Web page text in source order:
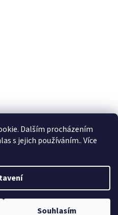
Dalším procházením
s jejich používáním.. Více
Souhlasím
Shoptet
. Všechna práva vyhrazena.
cookies